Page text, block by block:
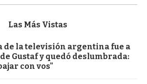
Las Más Vistas
de la televisión argentina fue a
Gustaf y quedó deslumbrada:
con vos"